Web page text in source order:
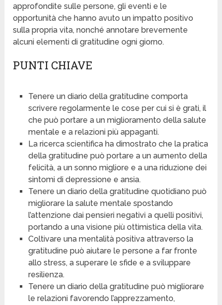
approfondite sulle persone, gli eventi e le
opportunità che hanno avuto un impatto positivo
sulla propria vita, nonché annotare brevemente
alcuni elementi di gratitudine ogni giorno.
PUNTI CHIAVE
Tenere un diario della gratitudine comporta
scrivere regolarmente le cose per cui si è grati, il
che può portare a un miglioramento della salute
mentale e a relazioni più appaganti.
La ricerca scientifica ha dimostrato che la pratica
della gratitudine può portare a un aumento della
felicità, a un sonno migliore e a una riduzione dei
sintomi di depressione e ansia.
Tenere un diario della gratitudine quotidiano può
migliorare la salute mentale spostando
l’attenzione dai pensieri negativi a quelli positivi,
portando a una visione più ottimistica della vita.
Coltivare una mentalità positiva attraverso la
gratitudine può aiutare le persone a far fronte
allo stress, a superare le sfide e a sviluppare
resilienza.
Tenere un diario della gratitudine può migliorare
le relazioni favorendo l’apprezzamento,